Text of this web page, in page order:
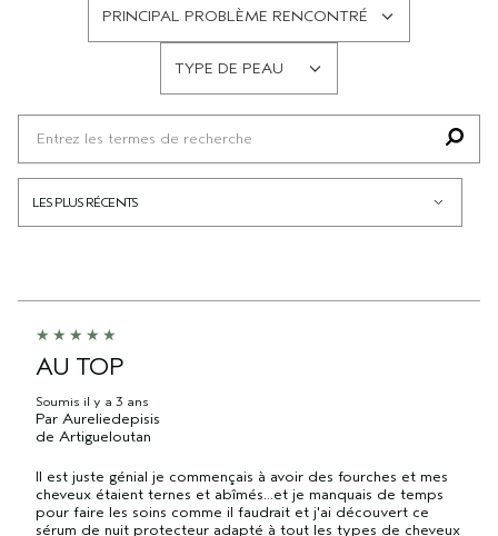
PRINCIPAL PROBLÈME RENCONTRÉ
FRANÇAIS
TYPE DE PEAU
FRANÇAIS
AU TOP
Soumis il y a 3 ans
Par Aureliedepisis
de Artigueloutan
Il est juste génial je commençais à avoir des fourches et mes
cheveux étaient ternes et abîmés...et je manquais de temps
pour faire les soins comme il faudrait et j'ai découvert ce
sérum de nuit protecteur adapté à tout les types de cheveux